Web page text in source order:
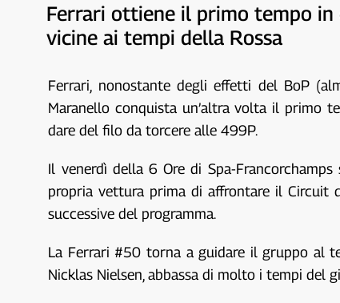
Ferrari ottiene il primo tempo in
vicine ai tempi della Rossa
Ferrari, nonostante degli effetti del BoP
Maranello conquista un’altra volta il primo
dare del filo da torcere alle 499P.
Il venerdì della 6 Ore di Spa-
propria vettura prima di affrontare il Circuit
successive del programma.
La Ferrari #50 torna a guidare il gruppo al
Nicklas Nielsen, abbassa di molto i tempi del